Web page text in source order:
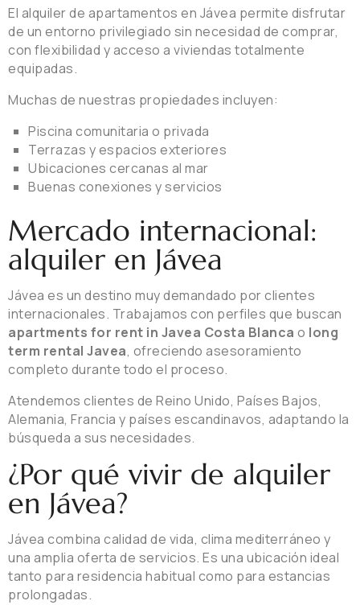
El alquiler de apartamentos en Jávea permite disfrutar
de un entorno privilegiado sin necesidad de comprar,
con flexibilidad y acceso a viviendas totalmente
equipadas.
Muchas de nuestras propiedades incluyen:
Piscina comunitaria o privada
Terrazas y espacios exteriores
Ubicaciones cercanas al mar
Buenas conexiones y servicios
Mercado internacional:
alquiler en Jávea
Jávea es un destino muy demandado por clientes
internacionales. Trabajamos con perfiles que buscan
apartments for rent in Javea Costa Blanca o long
term rental Javea, ofreciendo asesoramiento
completo durante todo el proceso.
Atendemos clientes de Reino Unido, Países Bajos,
Alemania, Francia y países escandinavos, adaptando la
búsqueda a sus necesidades.
¿Por qué vivir de alquiler
en Jávea?
Jávea combina calidad de vida, clima mediterráneo y
una amplia oferta de servicios. Es una ubicación ideal
tanto para residencia habitual como para estancias
prolongadas.